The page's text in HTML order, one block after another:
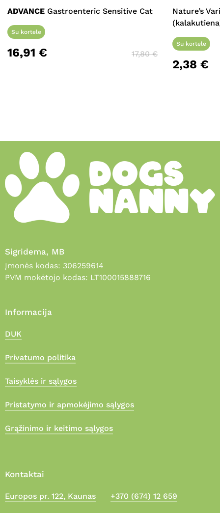
Suma:
ADVANCE Gastroenteric Sensitive Cat
Su kortele
16,91 € 17,80€
Nature’s
Su kortele
2,38 €
Sigridema, MB
Įmonės kodas: 306259614
PVM mokėtojo kodas: LT100015888716
Informacija
DUK
Privatumo politika
Taisyklės ir sąlygos
Pristatymo ir apmokėjimo sąlygos
Grąžinimo ir keitimo sąlygos
Kontaktai
Europos pr. 122, Kaunas +370 (674) 12 659